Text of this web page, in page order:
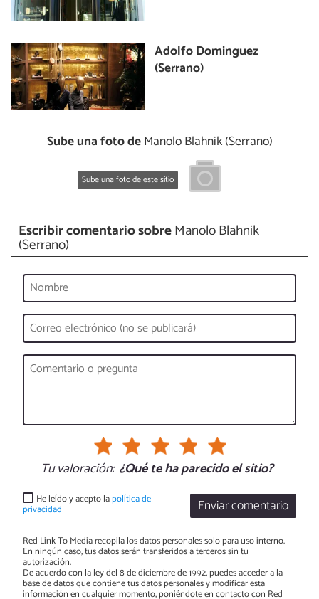
Adolfo Dominguez
(Serrano)
Sube una foto deManolo Blahnik (Serrano)
Sube una foto de este sitio
Escribir comentario sobreManolo Blahnik
(Serrano)
Tu valoración: ¿Qué te ha parecido el sitio?
Enviar comentario
He leído y acepto lapolítica de
privacidad
Red Link To Media recopila los datos personales solo para uso interno.
En ningún caso, tus datos serán transferidos a terceros sin tu
autorización.
De acuerdo con la ley del 8 de diciembre de 1992, puedes acceder a la
base de datos que contiene tus datos personales y modificar esta
información en cualquier momento, poniéndote en contacto con Red